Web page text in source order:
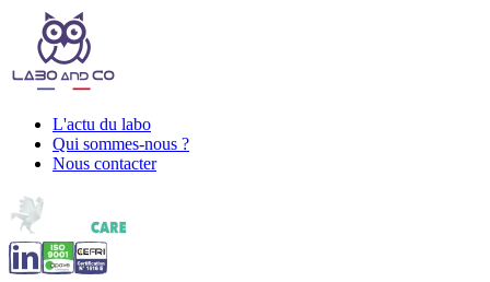
L'actu du labo
Qui sommes-nous ?
Nous contacter